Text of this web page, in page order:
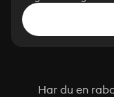
Har du en